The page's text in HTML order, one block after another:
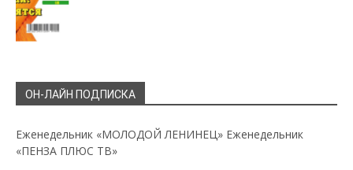
ОН-ЛАЙН ПОДПИСКА
Еженедельник «МОЛОДОЙ ЛЕНИНЕЦ» Еженедельник
«ПЕНЗА ПЛЮС ТВ»